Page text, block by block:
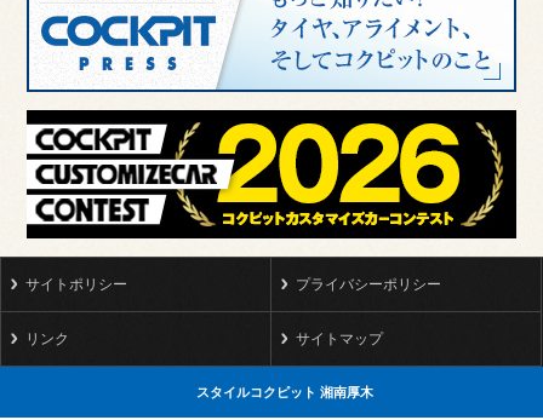
サイトポリシー プライバシーポリシー
リンク サイトマップ
スタイルコクピット 湘南厚木